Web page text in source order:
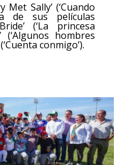
Sally’ (‘Cuando
de sus películas
(‘La princesa
(‘Algunos hombres
conmigo’).